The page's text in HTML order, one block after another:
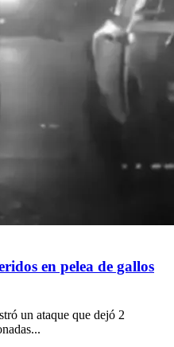
en pelea de gallos
un ataque que dejó 2